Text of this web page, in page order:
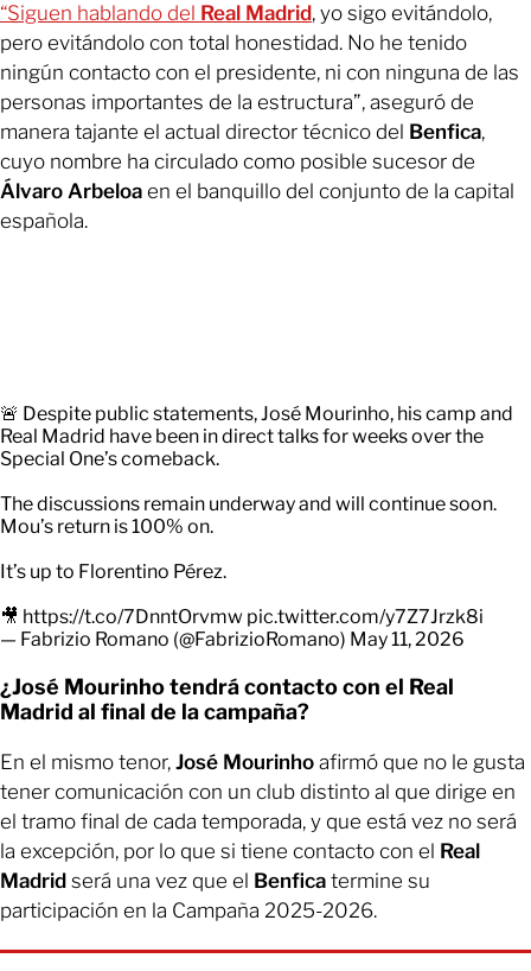
“Siguen hablando del Real Madrid, yo sigo evitándolo,
pero evitándolo con total honestidad. No he tenido
ningún contacto con el presidente, ni con ninguna de las
personas importantes de la estructura”, aseguró de
manera tajante el actual director técnico del Benfica,
cuyo nombre ha circulado como posible sucesor de
Álvaro Arbeloa en el banquillo del conjunto de la capital
española.
🚨 Despite public statements, José Mourinho, his camp and
Real Madrid have been in direct talks for weeks over the
Special One’s comeback.
The discussions remain underway and will continue soon.
Mou’s return is 100% on.
It’s up to Florentino Pérez.
🎥 https://t.co/7DnntOrvmw pic.twitter.com/y7Z7Jrzk8i
— Fabrizio Romano (@FabrizioRomano) May 11, 2026
¿José Mourinho tendrá contacto con el Real
Madrid al final de la campaña?
En el mismo tenor, José Mourinho afirmó que no le gusta
tener comunicación con un club distinto al que dirige en
el tramo final de cada temporada, y que está vez no será
la excepción, por lo que si tiene contacto con el Real
Madrid será una vez que el Benfica termine su
participación en la Campaña 2025-2026.